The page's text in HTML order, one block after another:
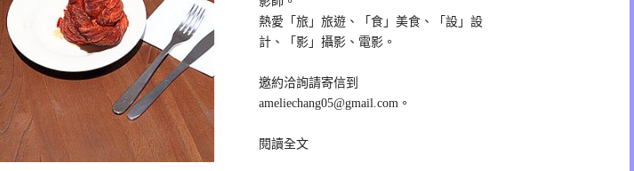
熱愛「旅」旅遊、「食」美食、「設」設
計、「影」攝影、電影。
邀約洽詢請寄信到
ameliechang05@gmail.com。
閱讀全文